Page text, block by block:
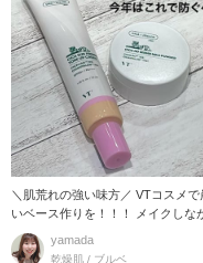
＼肌荒れの強い味方／ VTコスメで
いベース作りを！！！ メイクしながら肌
荒れ
yamada
乾燥肌 / ブルベ